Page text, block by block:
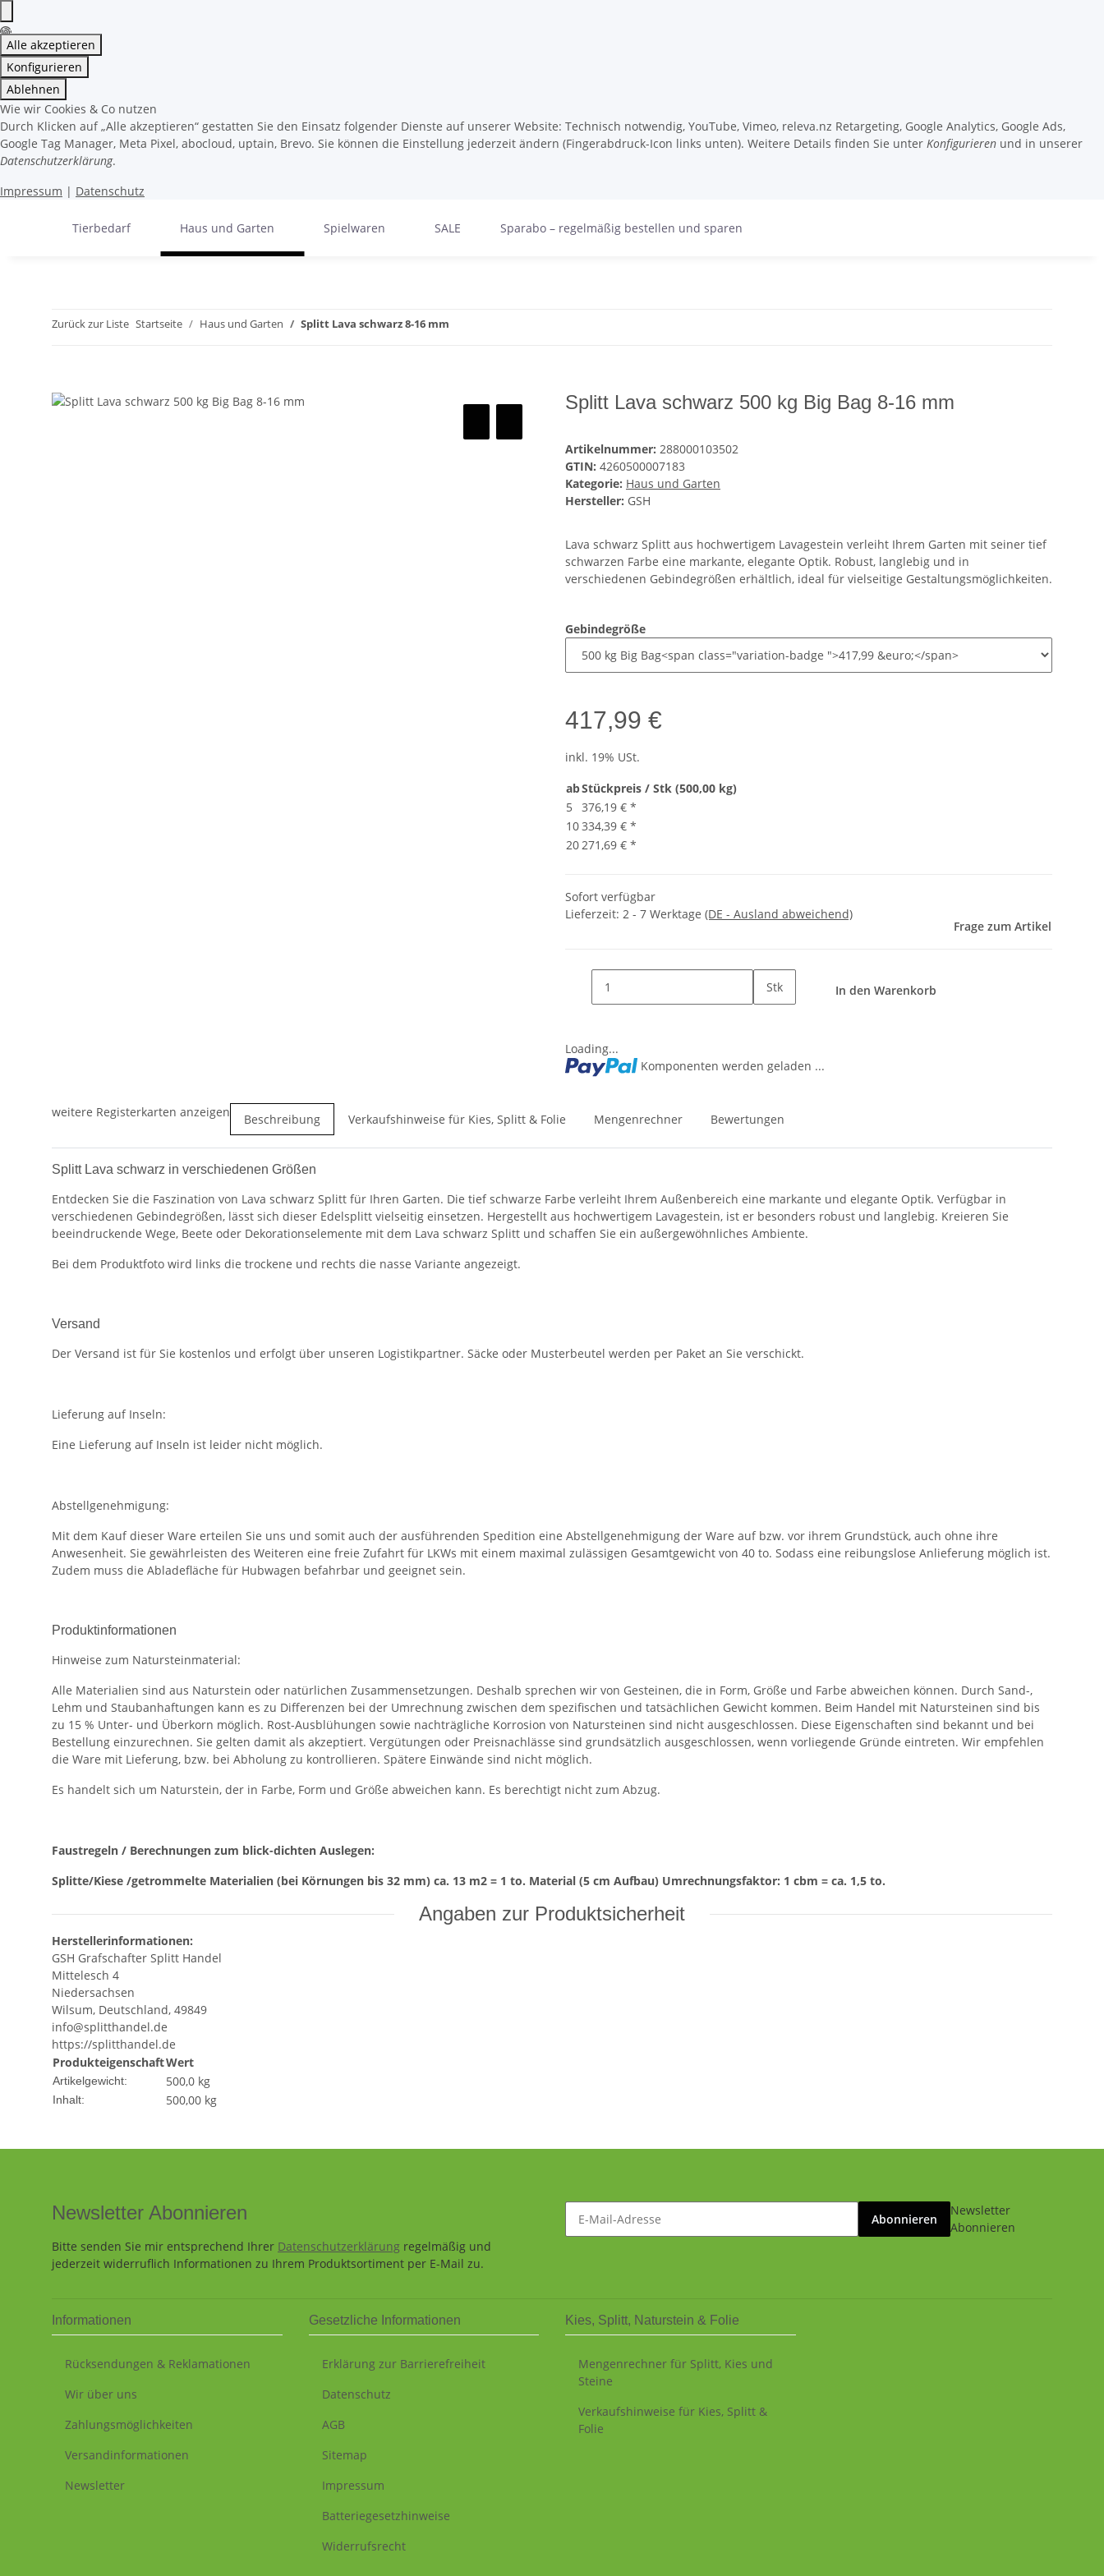
Alle akzeptieren
Konfigurieren
Ablehnen
Wie wir Cookies & Co nutzen
Durch Klicken auf „Alle akzeptieren“ gestatten Sie den Einsatz folgender Dienste auf unserer Website: Technisch notwendig, YouTube, Vimeo, releva.nz Retargeting, Google Analytics, Google Ads,
Google Tag Manager, Meta Pixel, abocloud, uptain, Brevo. Sie können die Einstellung jederzeit ändern (Fingerabdruck-Icon links unten). Weitere Details finden Sie unter Konfigurieren und in unserer
Datenschutzerklärung.
Impressum | Datenschutz
Tierbedarf Haus und Garten Spielwaren SALE Sparabo – regelmäßig bestellen und sparen
Zurück zur Liste Startseite Haus und Garten Splitt Lava schwarz 8-16 mm
Splitt Lava schwarz 500 kg Big Bag 8-16 mm
Artikelnummer: 288000103502
GTIN: 4260500007183
Kategorie: Haus und Garten
Hersteller: GSH
Lava schwarz Splitt aus hochwertigem Lavagestein verleiht Ihrem Garten mit seiner tief
schwarzen Farbe eine markante, elegante Optik. Robust, langlebig und in
verschiedenen Gebindegrößen erhältlich, ideal für vielseitige Gestaltungsmöglichkeiten.
Gebindegröße
417,99 €
inkl. 19% USt.
abStückpreis / Stk (500,00 kg)
5
376,19 € *
10334,39 € *
20271,69 € *
Sofort verfügbar
Lieferzeit: 2 - 7 Werktage (DE - Ausland abweichend)
Frage zum Artikel
Stk In den Warenkorb
Loading...
Komponenten werden geladen ...
weitere Registerkarten anzeigen Beschreibung Verkaufshinweise für Kies, Splitt & Folie Mengenrechner Bewertungen
Splitt Lava schwarz in verschiedenen Größen
Entdecken Sie die Faszination von Lava schwarz Splitt für Ihren Garten. Die tief schwarze Farbe verleiht Ihrem Außenbereich eine markante und elegante Optik. Verfügbar in
verschiedenen Gebindegrößen, lässt sich dieser Edelsplitt vielseitig einsetzen. Hergestellt aus hochwertigem Lavagestein, ist er besonders robust und langlebig. Kreieren Sie
beeindruckende Wege, Beete oder Dekorationselemente mit dem Lava schwarz Splitt und schaffen Sie ein außergewöhnliches Ambiente.
Bei dem Produktfoto wird links die trockene und rechts die nasse Variante angezeigt.
Versand
Der Versand ist für Sie kostenlos und erfolgt über unseren Logistikpartner. Säcke oder Musterbeutel werden per Paket an Sie verschickt.
Lieferung auf Inseln:
Eine Lieferung auf Inseln ist leider nicht möglich.
Abstellgenehmigung:
Mit dem Kauf dieser Ware erteilen Sie uns und somit auch der ausführenden Spedition eine Abstellgenehmigung der Ware auf bzw. vor ihrem Grundstück, auch ohne ihre
Anwesenheit. Sie gewährleisten des Weiteren eine freie Zufahrt für LKWs mit einem maximal zulässigen Gesamtgewicht von 40 to. Sodass eine reibungslose Anlieferung möglich ist.
Zudem muss die Abladefläche für Hubwagen befahrbar und geeignet sein.
Produktinformationen
Hinweise zum Natursteinmaterial:
Alle Materialien sind aus Naturstein oder natürlichen Zusammensetzungen. Deshalb sprechen wir von Gesteinen, die in Form, Größe und Farbe abweichen können. Durch Sand-,
Lehm und Staubanhaftungen kann es zu Differenzen bei der Umrechnung zwischen dem spezifischen und tatsächlichen Gewicht kommen. Beim Handel mit Natursteinen sind bis
zu 15 % Unter- und Überkorn möglich. Rost-Ausblühungen sowie nachträgliche Korrosion von Natursteinen sind nicht ausgeschlossen. Diese Eigenschaften sind bekannt und bei
Bestellung einzurechnen. Sie gelten damit als akzeptiert. Vergütungen oder Preisnachlässe sind grundsätzlich ausgeschlossen, wenn vorliegende Gründe eintreten. Wir empfehlen
die Ware mit Lieferung, bzw. bei Abholung zu kontrollieren. Spätere Einwände sind nicht möglich.
Es handelt sich um Naturstein, der in Farbe, Form und Größe abweichen kann. Es berechtigt nicht zum Abzug.
Faustregeln / Berechnungen zum blick-dichten Auslegen:
Splitte/Kiese /getrommelte Materialien (bei Körnungen bis 32 mm) ca. 13 m2 = 1 to. Material (5 cm Aufbau) Umrechnungsfaktor: 1 cbm = ca. 1,5 to.
Angaben zur Produktsicherheit
Herstellerinformationen:
GSH Grafschafter Splitt Handel
Mittelesch 4
Niedersachsen
Wilsum, Deutschland, 49849
info@splitthandel.de
https://splitthandel.de
ProdukteigenschaftWert
Artikelgewicht: 500,0 kg
Inhalt: 500,00 kg
Newsletter Abonnieren
Bitte senden Sie mir entsprechend Ihrer Datenschutzerklärung regelmäßig und
jederzeit widerruflich Informationen zu Ihrem Produktsortiment per E-Mail zu.
Abonnieren
Newsletter
Abonnieren
Informationen
Rücksendungen & Reklamationen
Wir über uns
Zahlungsmöglichkeiten
Versandinformationen
Newsletter
Gesetzliche Informationen
Erklärung zur Barrierefreiheit
Datenschutz
AGB
Sitemap
Impressum
Batteriegesetzhinweise
Widerrufsrecht
Kies, Splitt, Naturstein & Folie
Mengenrechner für Splitt, Kies und
Steine
Verkaufshinweise für Kies, Splitt &
Folie